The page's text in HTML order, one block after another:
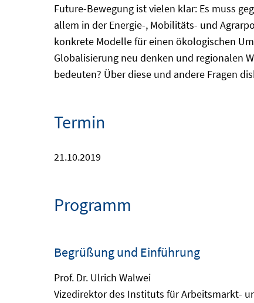
Future-Bewegung ist vielen klar: Es muss
allem in der Energie-, Mobilitäts- und
konkrete Modelle für einen ökologischen
Globalisierung neu denken und regionalen
bedeuten? Über diese und andere Fragen
Termin
21.10.2019
Programm
Begrüßung und Einführung
Prof. Dr. Ulrich Walwei
Vizedirektor des Instituts für Arbeitsmarkt-